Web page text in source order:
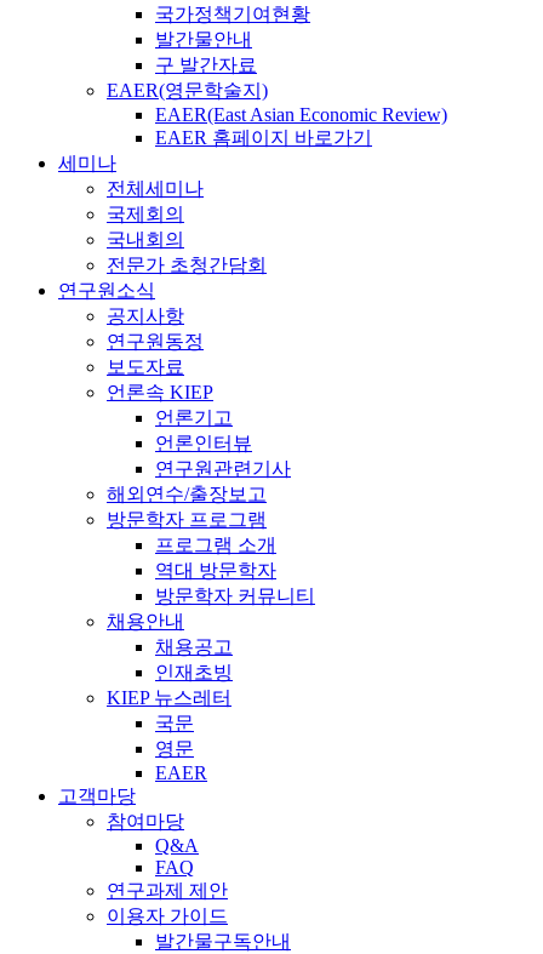
국가정책기여현황
발간물안내
구 발간자료
EAER(영문학술지)
EAER(East Asian Economic Review)
EAER 홈페이지 바로가기
세미나
전체세미나
국제회의
국내회의
전문가 초청간담회
연구원소식
공지사항
연구원동정
보도자료
언론속 KIEP
언론기고
언론인터뷰
연구원관련기사
해외연수/출장보고
방문학자 프로그램
프로그램 소개
역대 방문학자
방문학자 커뮤니티
채용안내
채용공고
인재초빙
KIEP 뉴스레터
국문
영문
EAER
고객마당
참여마당
Q&A
FAQ
연구과제 제안
이용자 가이드
발간물구독안내